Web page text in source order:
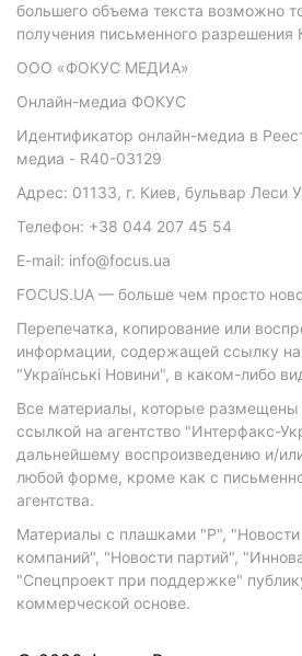
большего объема текста возможно
получения письменного разрешения
ООО «ФОКУС МЕДИА»
Онлайн-медиа ФОКУС
Идентификатор онлайн-медиа в
медиа - R40-03129
Адрес: 01133, г. Киев, бульвар Леси
Телефон: +38 044 207 45 54
E-mail: info@focus.ua
FOCUS.UA — больше чем просто
Перепечатка, копирование или
информации, содержащей ссылку на
"Українські Новини", в каком-либо
Все материалы, которые размещены
ссылкой на агентство "Интерфакс-
дальнейшему воспроизведению и/
любой форме, кроме как с
агентства.
Материалы с плашками "Р", "Новости
компаний", "Новости партий",
"Спецпроект при поддержке"
коммерческой основе.